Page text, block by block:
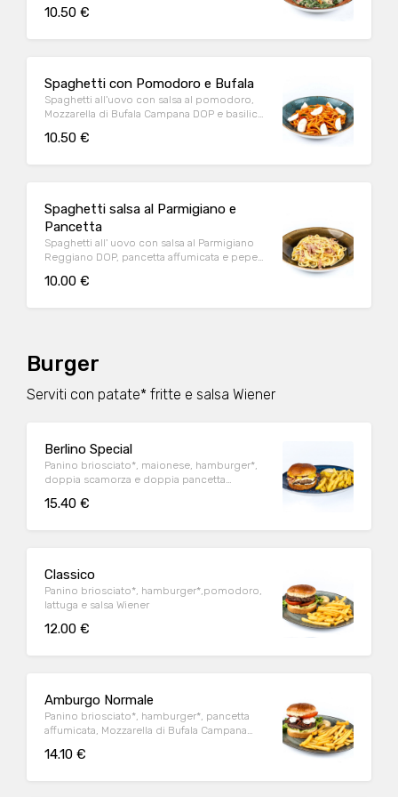
10.50 €
Spaghetti con Pomodoro e Bufala
Spaghetti all'uovo con salsa al pomodoro,
Mozzarella di Bufala Campana DOP e basilico
10.50 €
Spaghetti salsa al Parmigiano e
Pancetta
Spaghetti all' uovo con salsa al Parmigiano
Reggiano DOP, pancetta affumicata e pepe
10.00 €
Burger
Serviti con patate* fritte e salsa Wiener
Berlino Special
Panino briosciato*, maionese, hamburger*,
doppia scamorza e doppia pancetta
15.40 €
Classico
Panino briosciato*, hamburger*,pomodoro,
lattuga e salsa Wiener
12.00 €
Amburgo Normale
Panino briosciato*, hamburger*, pancetta
affumicata, Mozzarella di Bufala Campana
14.10 €